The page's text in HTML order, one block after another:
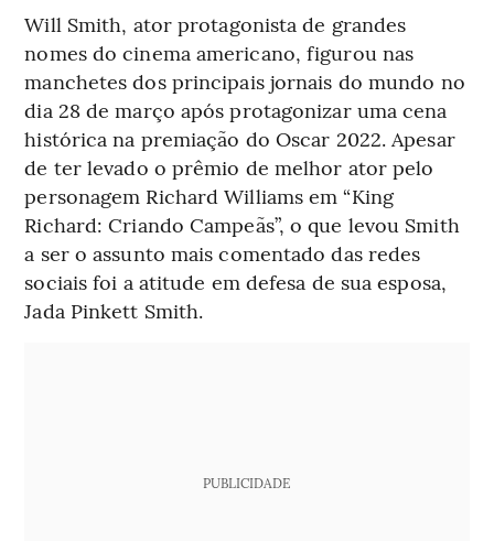
Will Smith, ator protagonista de grandes
nomes do cinema americano, figurou nas
manchetes dos principais jornais do mundo no
dia 28 de março após protagonizar uma cena
histórica na premiação do Oscar 2022. Apesar
de ter levado o prêmio de melhor ator pelo
personagem Richard Williams em “King
Richard: Criando Campeãs”, o que levou Smith
a ser o assunto mais comentado das redes
sociais foi a atitude em defesa de sua esposa,
Jada Pinkett Smith.
PUBLICIDADE